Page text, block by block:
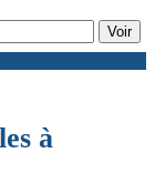
à